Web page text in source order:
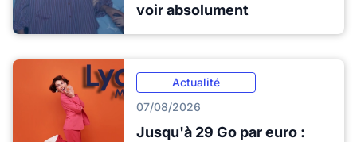
voir absolument
Actualité
07/08/2026
Jusqu'à 29 Go par euro :